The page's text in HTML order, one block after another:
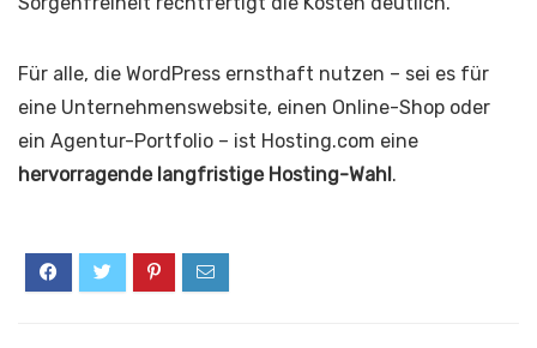
Für alle, die WordPress ernsthaft nutzen – sei es für
eine Unternehmenswebsite, einen Online-Shop oder
ein Agentur-Portfolio – ist Hosting.com eine
hervorragende langfristige Hosting-Wahl.